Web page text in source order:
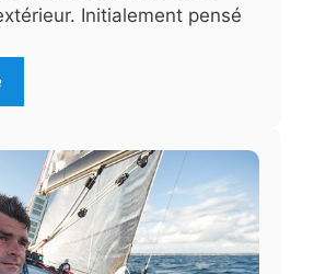
Initialement pensé